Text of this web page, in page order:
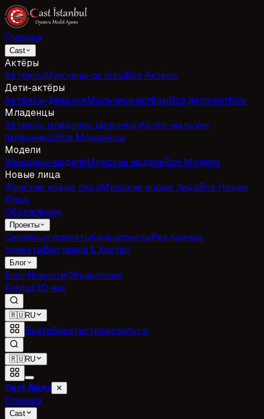
Главная
Cast
Актёры
АктрисыМужчины-актёрыВсе Актёры
Дети-актёры
Актрисы-девочкиМальчики актёрыВсе дети-актёры
Младенцы
Актриса-младенец (девочка)Актёр-мальчик
(младенец)Все Младенцы
Модели
Женщины-моделиМужские моделиВсе Модели
Новые лица
Женские новые лицаМужские новые лицаВсе Новые
Лица
Объявления
Проекты
Серийные проектыКинопроектыРекламные
проектыВыставка & Хостес
Блог
БлогНовостиОбъявления
КонтактО нас
🇷🇺RU
ВойтиЗарегистрироваться
🇷🇺RU
Cast Ajans ✕
Главная
Cast